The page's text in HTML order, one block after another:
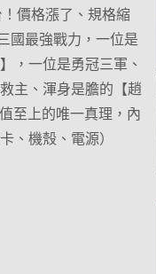
價格漲了、規格縮
國最強戰力，一位是
，一位是勇冠三軍、
主、渾身是膽的【趙
至上的唯一真理，內
、機殼、電源）